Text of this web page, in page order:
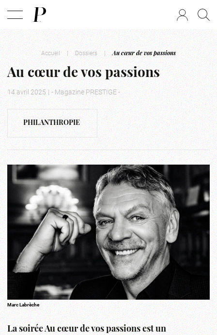
Accueil | Dossiers | Au cœur de vos passions
Au cœur de vos passions
14 avril 2025 | - Magazine PRESTIGE -
PHILANTHROPIE
Marc Labrèche
La soirée Au cœur de vos passions est un